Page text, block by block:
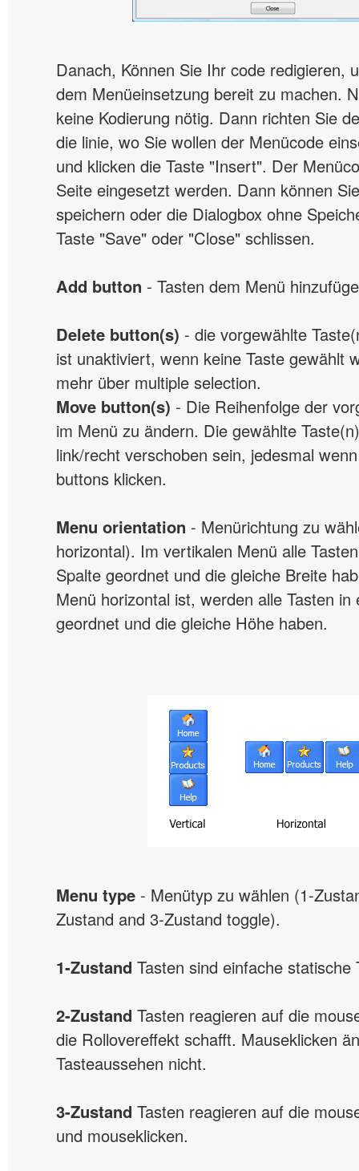
Danach, Können Sie Ihr code redigieren,
dem Menüeinsetzung bereit zu machen.
keine Kodierung nötig. Dann richten Sie
die linie, wo Sie wollen der Menücode
und klicken die Taste "Insert". Der
Seite eingesetzt werden. Dann können
speichern oder die Dialogbox ohne
Taste "Save" oder "Close" schlissen.
Add button - Tasten dem Menü
Delete button(s) - die vorgewählte
ist unaktiviert, wenn keine Taste gewählt
mehr über multiple selection.
Move button(s) - Die Reihenfolge der
im Menü zu ändern. Die gewählte
link/recht verschoben sein, jedesmal
buttons klicken.
Menu orientation - Menürichtung zu
horizontal). Im vertikalen Menü alle
Spalte geordnet und die gleiche Breite
Menü horizontal ist, werden alle Tasten in
geordnet und die gleiche Höhe haben.
Menu type - Menütyp zu wählen (1-
Zustand and 3-Zustand toggle).
1-Zustand Tasten sind einfache statische
2-Zustand Tasten reagieren auf die
die Rollovereffekt schafft. Mauseklicken
Tasteaussehen nicht.
3-Zustand Tasten reagieren auf die
und mouseklicken.